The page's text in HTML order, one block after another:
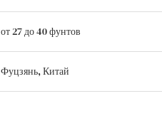
от 27 до 40 фунтов
Фуцзянь, Китай